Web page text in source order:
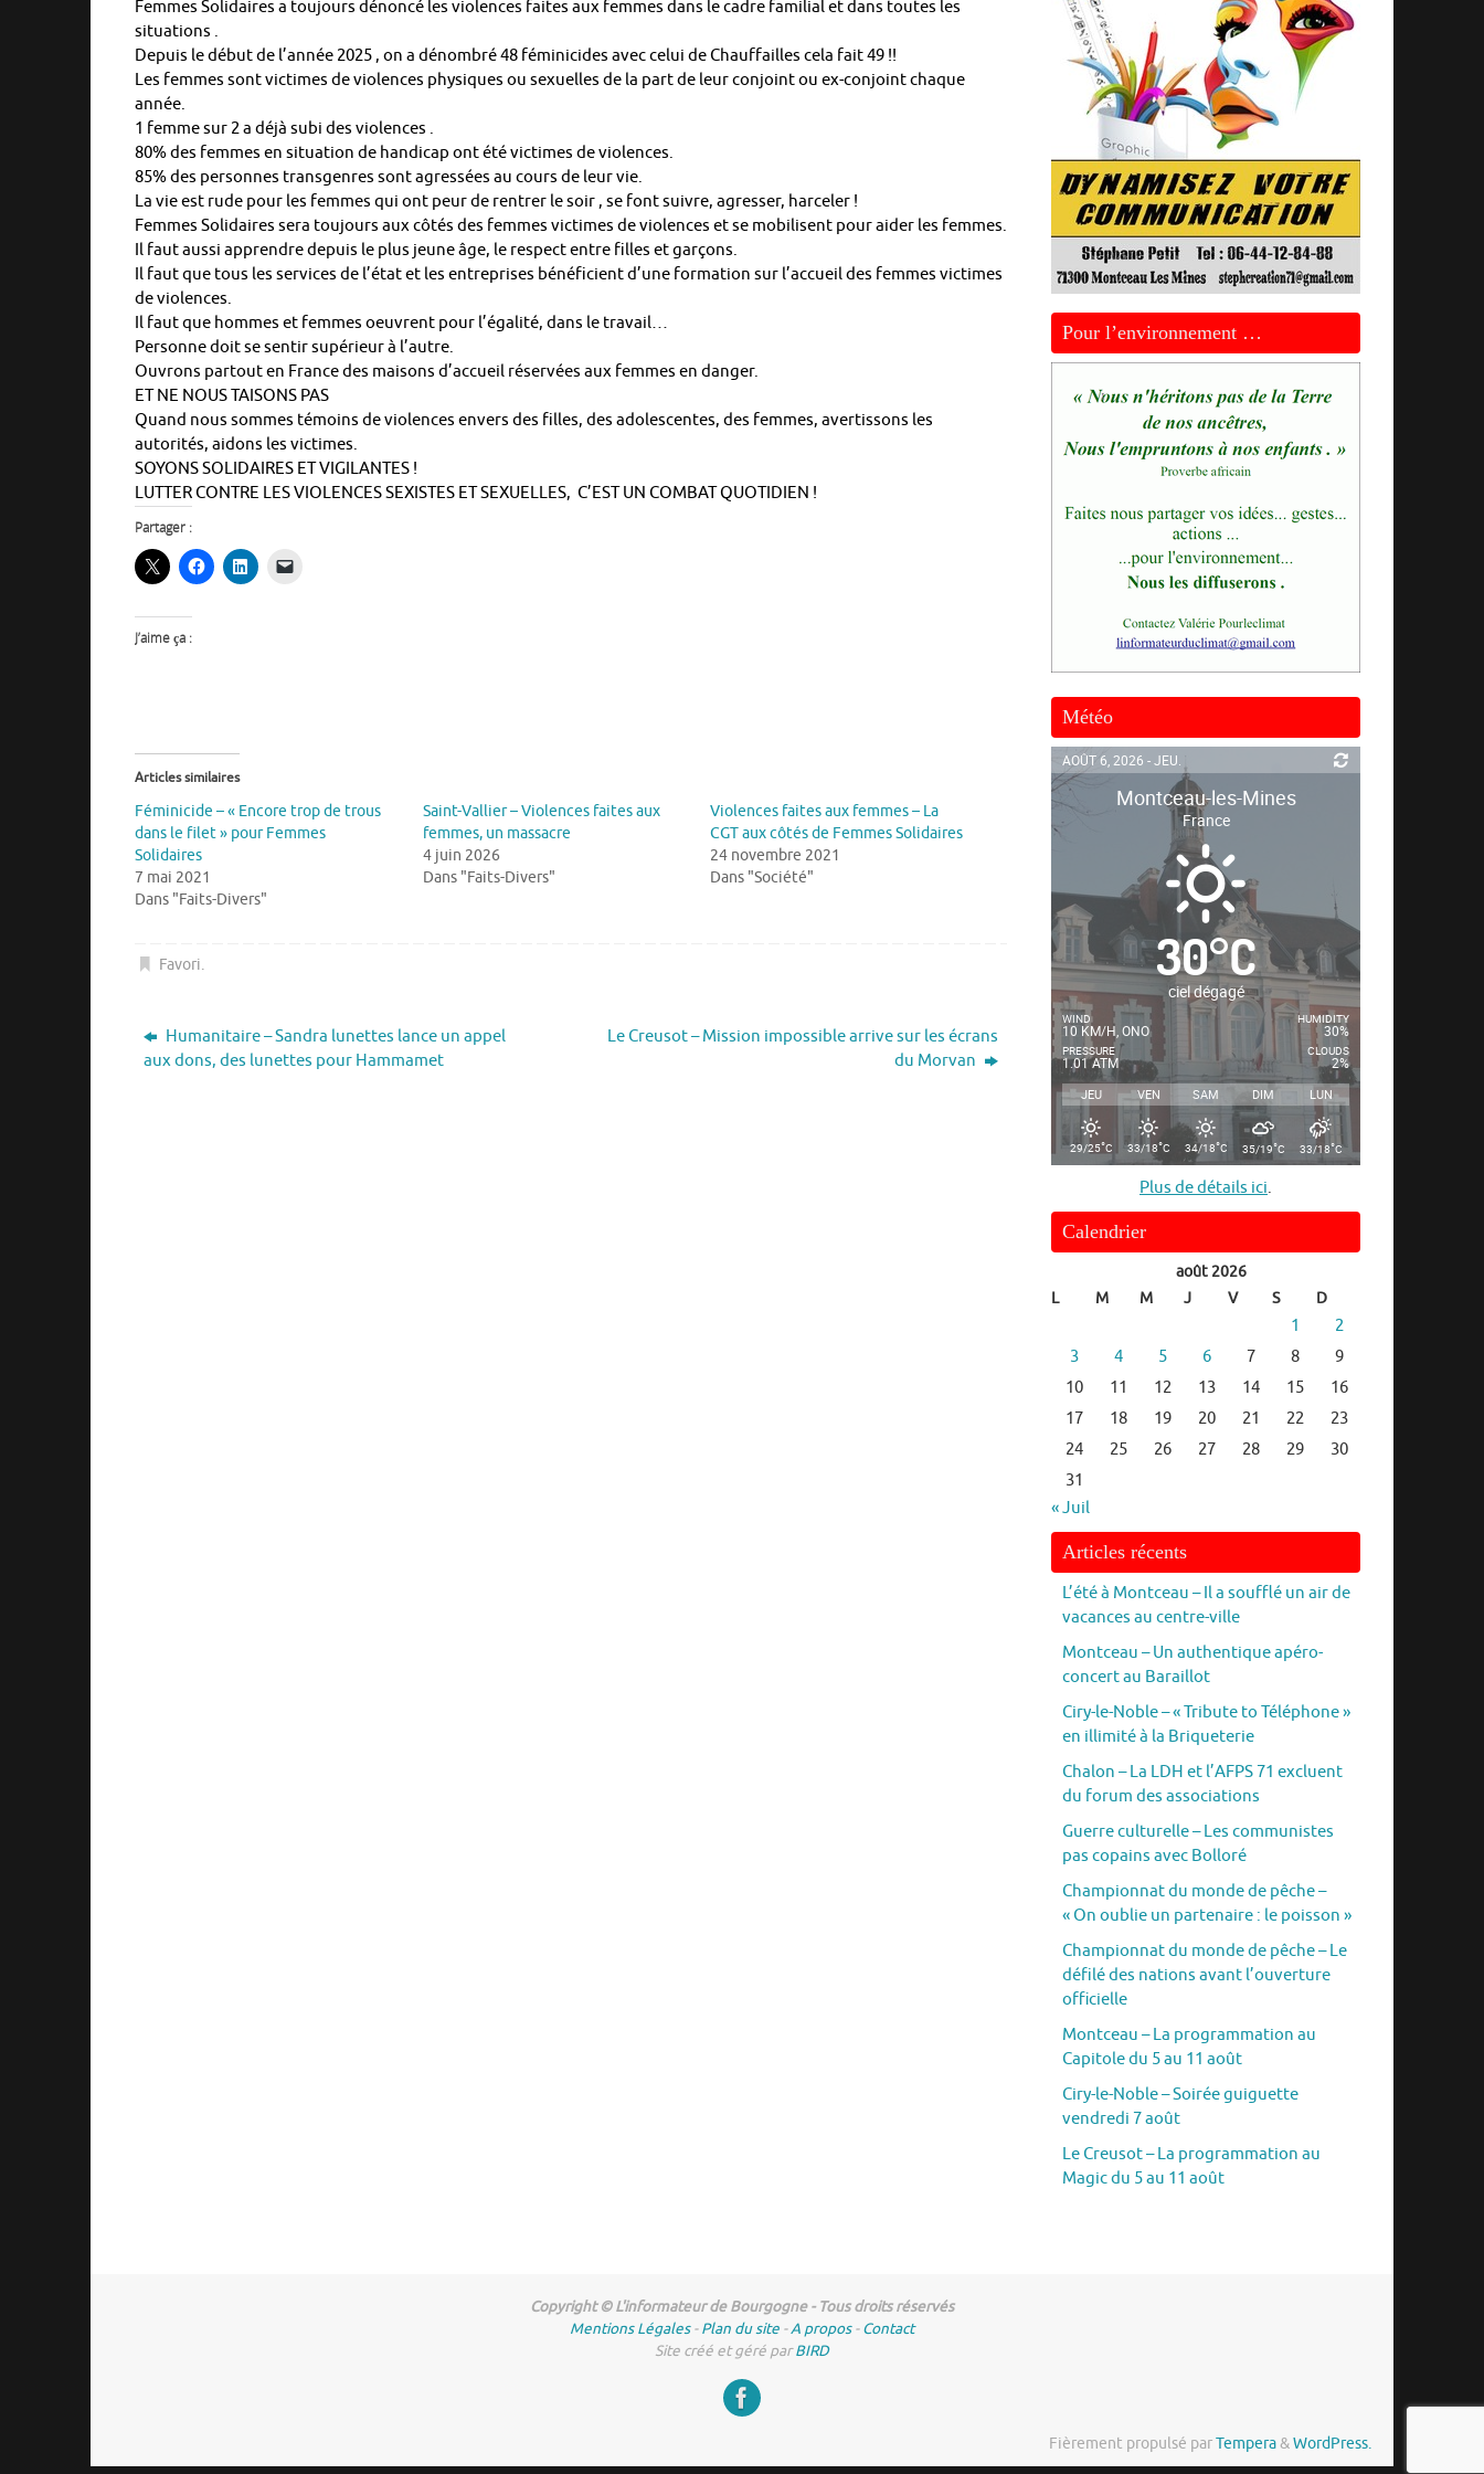
Femmes Solidaires a toujours dénoncé les violences faites aux femmes dans le cadre familial et dans toutes les
situations .
Depuis le début de l’année 2025 , on a dénombré 48 féminicides avec celui de Chauffailles cela fait 49 !!
Les femmes sont victimes de violences physiques ou sexuelles de la part de leur conjoint ou ex-conjoint chaque
année.
1 femme sur 2 a déjà subi des violences .
80% des femmes en situation de handicap ont été victimes de violences.
85% des personnes transgenres sont agressées au cours de leur vie.
La vie est rude pour les femmes qui ont peur de rentrer le soir , se font suivre, agresser, harceler !
Femmes Solidaires sera toujours aux côtés des femmes victimes de violences et se mobilisent pour aider les femmes.
Il faut aussi apprendre depuis le plus jeune âge, le respect entre filles et garçons.
Il faut que tous les services de l’état et les entreprises bénéficient d’une formation sur l’accueil des femmes victimes
de violences.
Il faut que hommes et femmes oeuvrent pour l’égalité, dans le travail…
Personne doit se sentir supérieur à l’autre.
Ouvrons partout en France des maisons d’accueil réservées aux femmes en danger.
ET NE NOUS TAISONS PAS
Quand nous sommes témoins de violences envers des filles, des adolescentes, des femmes, avertissons les
autorités, aidons les victimes.
SOYONS SOLIDAIRES ET VIGILANTES !
LUTTER CONTRE LES VIOLENCES SEXISTES ET SEXUELLES, C’EST UN COMBAT QUOTIDIEN !
Partager :
J’aime ça :
Articles similaires
Féminicide – « Encore trop de trous
dans le filet » pour Femmes
Solidaires
7 mai 2021
Dans "Faits-Divers"
Saint-Vallier – Violences faites aux
femmes, un massacre
4 juin 2026
Dans "Faits-Divers"
Violences faites aux femmes – La
CGT aux côtés de Femmes Solidaires
24 novembre 2021
Dans "Société"
Favori.
Humanitaire – Sandra lunettes lance un appel
aux dons, des lunettes pour Hammamet
Le Creusot – Mission impossible arrive sur les écrans
du Morvan
Pour l’environnement …
Météo
AOÛT 6, 2026 - JEU.
Montceau-les-Mines
France
30°C
ciel dégagé
WIND
10 KM/H, ONO
PRESSURE
1.01 ATM
HUMIDITY
30%
CLOUDS
2%
JEU VEN SAM DIM LUN
29/25°C 33/18°C 34/18°C 35/19°C 33/18°C
Plus de détails ici.
Calendrier
août 2026
L
M M J V S D
1
2
3
4 5 6 7 8
9
10
11 12 13 14 15
16
17
18 19 20 21 22
23
24
25 26 27 28 29
30
31
« Juil
Articles récents
L’été à Montceau – Il a soufflé un air de
vacances au centre-ville
Montceau – Un authentique apéro-
concert au Baraillot
Ciry-le-Noble – « Tribute to Téléphone »
en illimité à la Briqueterie
Chalon – La LDH et l’AFPS 71 excluent
du forum des associations
Guerre culturelle – Les communistes
pas copains avec Bolloré
Championnat du monde de pêche –
« On oublie un partenaire : le poisson »
Championnat du monde de pêche – Le
défilé des nations avant l’ouverture
officielle
Montceau – La programmation au
Capitole du 5 au 11 août
Ciry-le-Noble – Soirée guiguette
vendredi 7 août
Le Creusot – La programmation au
Magic du 5 au 11 août
Copyright © L'informateur de Bourgogne - Tous droits réservés
Mentions Légales-Plan du site -A propos-Contact
Site créé et géré parBIRD
Fièrement propulsé parTempera&WordPress.